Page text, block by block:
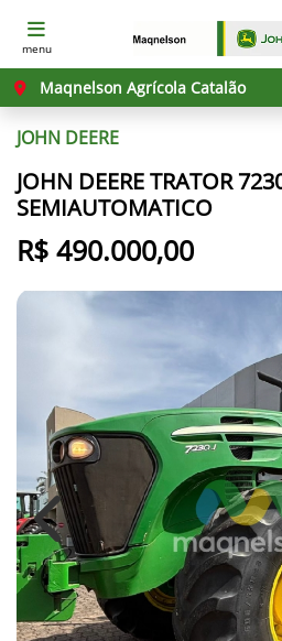
menu
Maqnelson Agrícola Catalão
JOHN DEERE
JOHN DEERE TRATOR
SEMIAUTOMATICO
R$ 490.000,00
Previous